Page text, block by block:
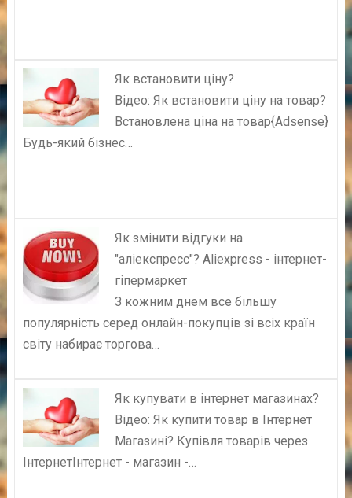
Як встановити ціну?
Відео: Як встановити ціну на товар?
Встановлена ціна на товар{Adsense}
Будь-який бізнес…
Як змінити відгуки на
"аліекспресс"? Aliexpress - інтернет-
гіпермаркет
З кожним днем все більшу
популярність серед онлайн-покупців зі всіх країн
світу набирає торгова…
Як купувати в інтернет магазинах?
Відео: Як купити товар в Інтернет
Магазині? Купівля товарів через
ІнтернетІнтернет - магазин -…